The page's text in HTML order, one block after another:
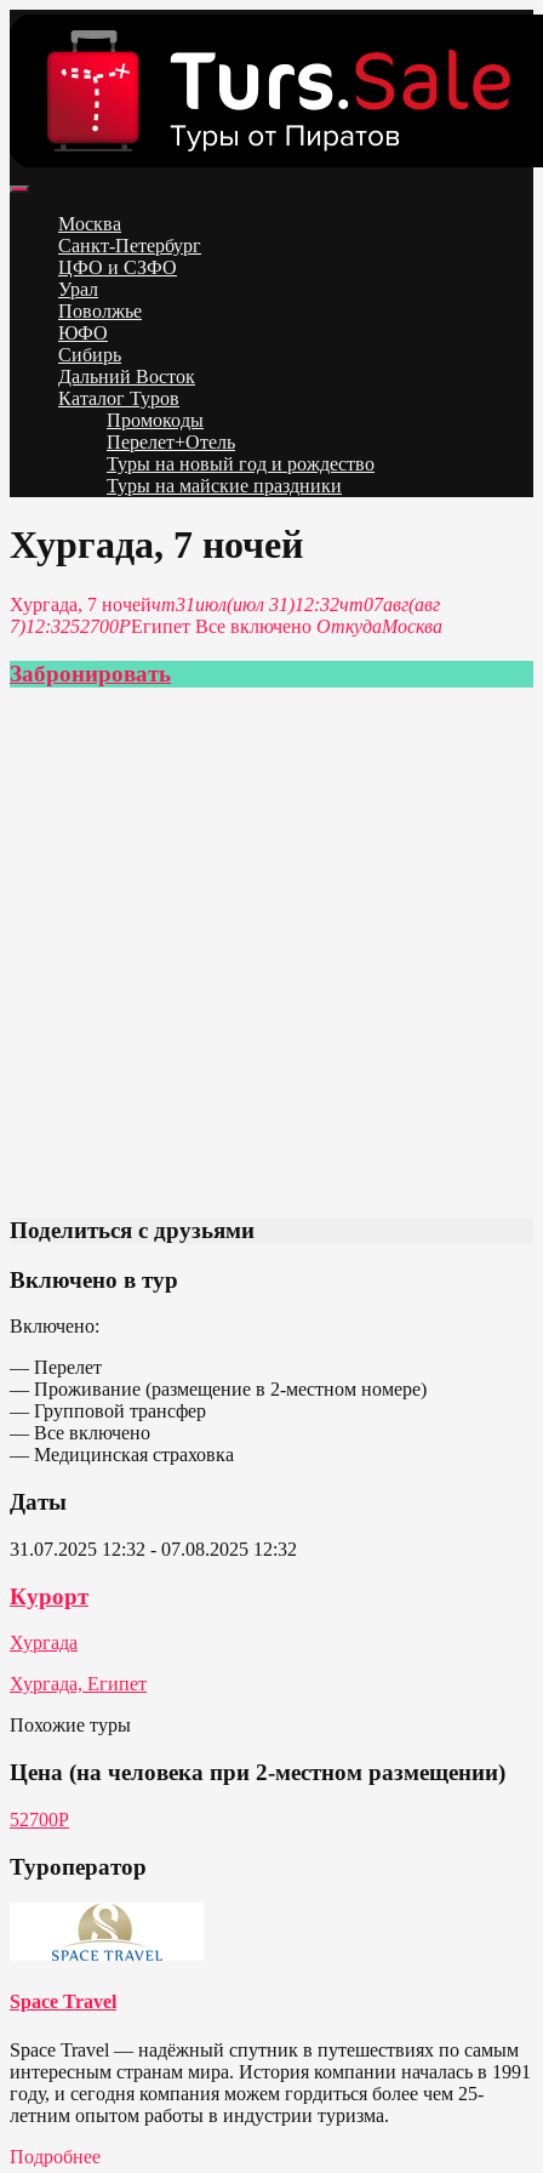
content
Низкие цены на путевки 3-7-10 ночей все включено, отдых на
море. Распродажа экскурсионных и горнолыжных туров.
Обновление каждый день. Официальный сайт Тур Сейл
Москва
Санкт-Петербург
ЦФО и СЗФО
Урал
Поволжье
ЮФО
Сибирь
Дальний Восток
Каталог Туров
Промокоды
Перелет+Отель
Туры на новый год и рождество
Туры на майские праздники
Хургада, 7 ночей
Хургада, 7 ночейчт31июл(июл 31)12:32чт07авг(авг
7)12:3252700PЕгипет Все включено ОткудаМосква
Забронировать
Поделиться с друзьями
Включено в тур
Включено:
— Перелет
— Проживание (размещение в 2-местном номере)
— Групповой трансфер
— Все включено
— Медицинская страховка
Даты
31.07.2025 12:32 - 07.08.2025 12:32
Курорт
Хургада
Хургада, Египет
Похожие туры
Цена (на человека при 2-местном размещении)
52700P
Туроператор
Space Travel
Space Travel — надёжный спутник в путешествиях по самым
интересным странам мира. История компании началась в 1991
году, и сегодня компания можем гордиться более чем 25-
летним опытом работы в индустрии туризма.
Подробнее